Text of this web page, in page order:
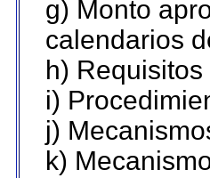
g) Monto
calendarios
h)
i)
j)
k)